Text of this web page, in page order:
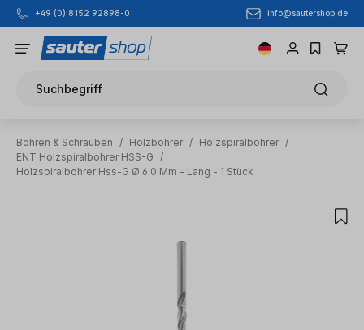
Zum Hauptinhalt springen
+49 (0) 8152 92898-0 info@sautershop.de
Suchbegriff
Bohren & Schrauben / Holzbohrer / Holzspiralbohrer /
ENT Holzspiralbohrer HSS-G
/
Holzspiralbohrer Hss-G Ø 6,0 Mm - Lang - 1 Stück